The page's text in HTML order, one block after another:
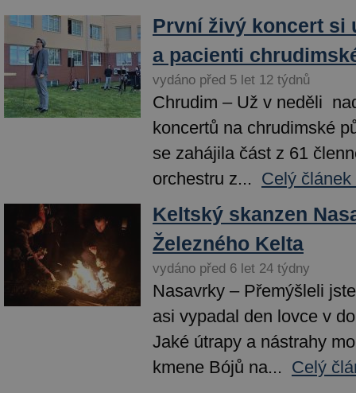
První živý koncert si
a pacienti
vydáno před 5 let 12 týdnů
Chrudim – Už v neděli
koncertů na chrudimské
se zahájila část z 61
orchestru z... Celý článek
Keltský skanzen
Železného Kelta
vydáno před 6 let 24 týdny
Nasavrky – Přemýšleli
asi vypadal den lovce v
Jaké útrapy a nástrahy
kmene Bójů na... Celý